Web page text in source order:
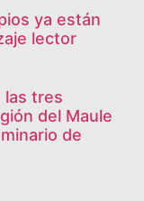
ya están
lector
las tres
del Maule
de